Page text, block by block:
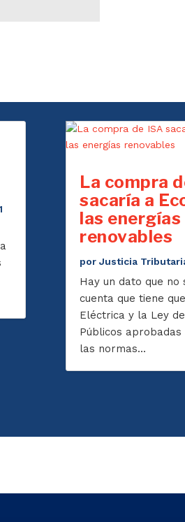
La compra
sacaría a
las energías
renovables
porJusticia
Hay un dato que no
cuenta que tiene
Eléctrica y la Ley
Públicos aprobadas
las normas...